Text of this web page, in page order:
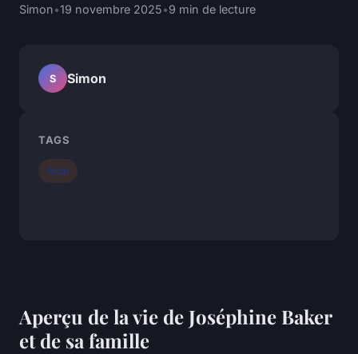
Simon•19 novembre 2025•9 min de lecture
Aperçu de la vie de Joséphine Baker
et de sa famille
S Simon
TAGS
Actu